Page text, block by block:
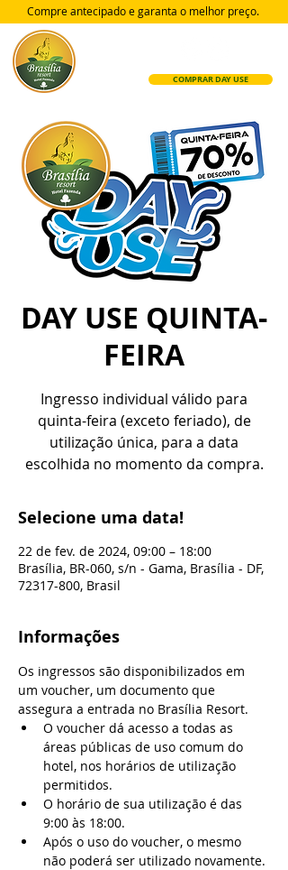
COMPRAR DAY USE
Compre antecipado e garanta o melhor preço.
DAY USE QUINTA-
FEIRA
Ingresso individual válido para
quinta-feira (exceto feriado), de
utilização única, para a data
escolhida no momento da compra.
Selecione uma data!
22 de fev. de 2024, 09:00 – 18:00
Brasília, BR-060, s/n - Gama, Brasília - DF,
72317-800, Brasil
Informações
Os ingressos são disponibilizados em
um voucher, um documento que
assegura a entrada no Brasília Resort.
O voucher dá acesso a todas as
áreas públicas de uso comum do
hotel, nos horários de utilização
permitidos.
O horário de sua utilização é das
9:00 às 18:00.
Após o uso do voucher, o mesmo
não poderá ser utilizado novamente.